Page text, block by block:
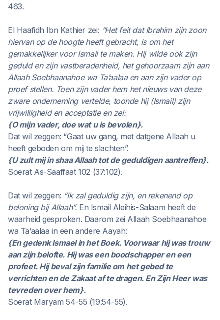
463.
El Haafidh Ibn Kathier zei: “Het feit dat Ibrahim zijn zoon
hiervan op de hoogte heeft gebracht, is om het
gemakkelijker voor Ismail te maken. Hij wilde ook zijn
geduld en zijn vastberadenheid, het gehoorzaam zijn aan
Allaah Soebhaanahoe wa Ta’aalaa en aan zijn vader op
proef stellen. Toen zijn vader hem het nieuws van deze
zware onderneming vertelde, toonde hij (Ismail) zijn
vrijwilligheid en acceptatie en zei:
{O mijn vader, doe wat u is bevolen}.
Dat wil zeggen: “Gaat uw gang, met datgene Allaah u
heeft geboden om mij te slachten”.
{U zult mij in shaa Allaah tot de geduldigen aantreffen}.
Soerat As-Saaffaat 102 (37:102).
Dat wil zeggen: “Ik zal geduldig zijn, en rekenend op
beloning bij Allaah”. En Ismail Aleihis-Salaam heeft de
waarheid gesproken. Daarom zei Allaah Soebhaanahoe
wa Ta’aalaa in een andere Aayah:
{En gedenk Ismael in het Boek. Voorwaar hij was trouw
aan zijn belofte. Hij was een boodschapper en een
profeet. Hij beval zijn familie om het gebed te
verrichten en de Zakaat af te dragen. En Zijn Heer was
tevreden over hem}.
Soerat Maryam 54-55 (19:54-55).